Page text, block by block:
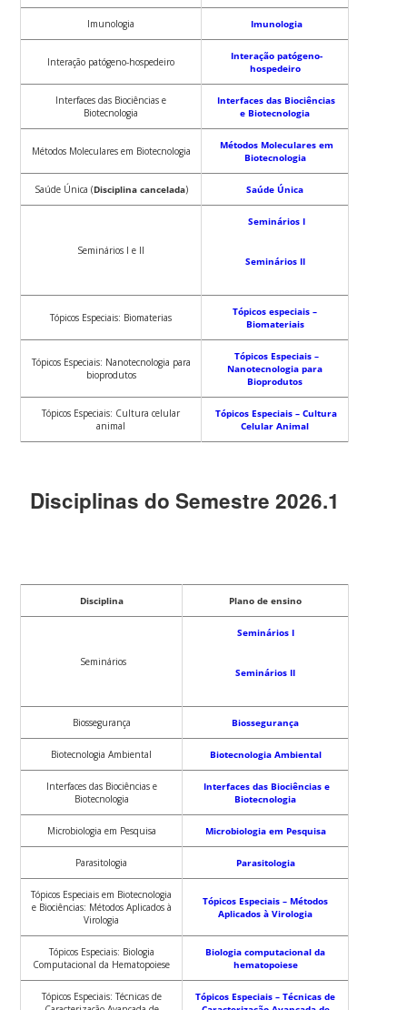
Imunologia Imunologia
Interação patógeno-hospedeiro
Interação patógeno-
hospedeiro
Interfaces das Biociências e
Biotecnologia
Interfaces das Biociências
e Biotecnologia
Métodos Moleculares em Biotecnologia
Métodos Moleculares em
Biotecnologia
Saúde Única (Disciplina cancelada) Saúde Única
Seminários I e II
Seminários I
Seminários II
Tópicos Especiais: Biomaterias
Tópicos especiais –
Biomateriais
Tópicos Especiais: Nanotecnologia para
bioprodutos
Tópicos Especiais –
Nanotecnologia para
Bioprodutos
Tópicos Especiais: Cultura celular
animal
Tópicos Especiais – Cultura
Celular Animal
Disciplinas do Semestre 2026.1
Disciplina Plano de ensino
Seminários
Seminários I
Seminários II
Biossegurança Biossegurança
Biotecnologia Ambiental Biotecnologia Ambiental
Interfaces das Biociências e
Biotecnologia
Interfaces das Biociências e
Biotecnologia
Microbiologia em Pesquisa Microbiologia em Pesquisa
Parasitologia Parasitologia
Tópicos Especiais em Biotecnologia
e Biociências: Métodos Aplicados à
Virologia
Tópicos Especiais – Métodos
Aplicados à Virologia
Tópicos Especiais: Biologia
Computacional da Hematopoiese
Biologia computacional da
hematopoiese
Tópicos Especiais: Técnicas de
Tópicos Especiais – Técnicas de